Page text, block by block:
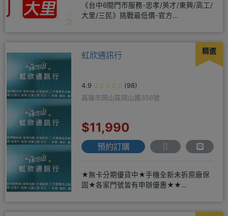
《台中6間門市服務-忠孝/英才/東興/高工/
大里/三民》挑戰最低價-官方
精選
虹欣通訊行
4.9
(98)
高雄市岡山區岡山路356號
$11,990
預約訂購
★無卡分期優貨中★手機全新未拆原廠保
固★各家門號皆有申辦優惠★★